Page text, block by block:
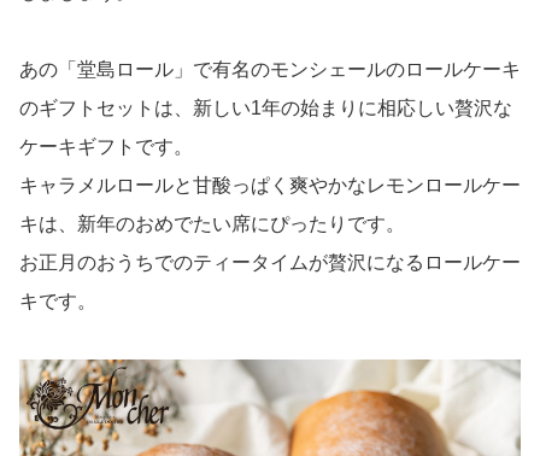
あの「堂島ロール」で有名のモンシェールのロールケーキ
のギフトセットは、新しい1年の始まりに相応しい贅沢な
ケーキギフトです。
キャラメルロールと甘酸っぱく爽やかなレモンロールケー
キは、新年のおめでたい席にぴったりです。
お正月のおうちでのティータイムが贅沢になるロールケー
キです。